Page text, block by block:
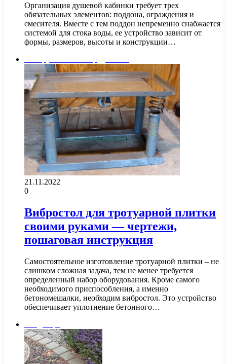
Организация душевой кабинки требует трех
обязательных элементов: поддона, ограждения и
смесителя. Вместе с тем поддон непременно снабжается
системой для стока воды, ее устройство зависит от
формы, размеров, высоты и конструкции…
21.11.2022
0
Вибростол для тротуарной плитки
своими руками — чертежи,
пошаговая инструкция
Самостоятельное изготовление тротуарной плитки – не
слишком сложная задача, тем не менее требуется
определенный набор оборудования. Кроме самого
необходимого приспособления, а именно
бетономешалки, необходим вибростол. Это устройство
обеспечивает уплотнение бетонного…